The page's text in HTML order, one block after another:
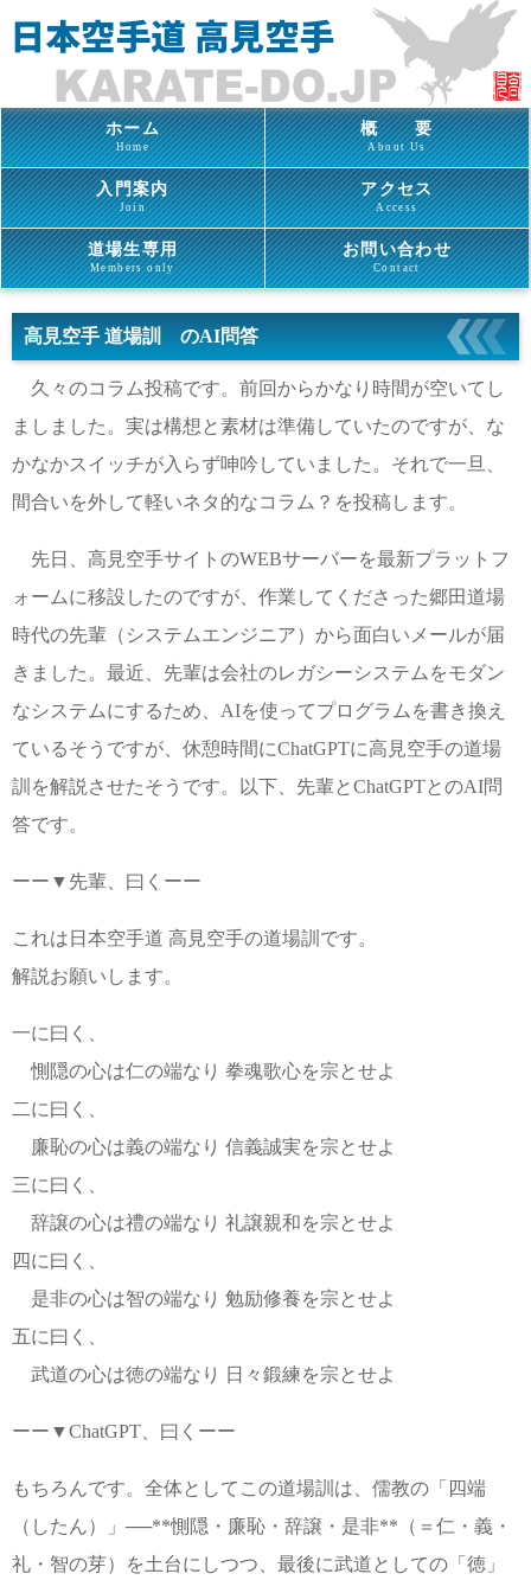
ホーム
Home
概 要
About Us
入門案内
Join
アクセス
Access
道場生専用
Members only
お問い合わせ
Contact
高見空手 道場訓 のAI問答
久々のコラム投稿です。前回からかなり時間が空いてし
ましました。実は構想と素材は準備していたのですが、な
かなかスイッチが入らず呻吟していました。それで一旦、
間合いを外して軽いネタ的なコラム？を投稿します。
先日、高見空手サイトのWEBサーバーを最新プラットフ
ォームに移設したのですが、作業してくださった郷田道場
時代の先輩（システムエンジニア）から面白いメールが届
きました。最近、先輩は会社のレガシーシステムをモダン
なシステムにするため、AIを使ってプログラムを書き換え
ているそうですが、休憩時間にChatGPTに高見空手の道場
訓を解説させたそうです。以下、先輩とChatGPTとのAI問
答です。
ーー▼先輩、曰くーー
これは日本空手道 高見空手の道場訓です。
解説お願いします。
一に曰く、
惻隠の心は仁の端なり 拳魂歌心を宗とせよ
二に曰く、
廉恥の心は義の端なり 信義誠実を宗とせよ
三に曰く、
辞譲の心は禮の端なり 礼譲親和を宗とせよ
四に曰く、
是非の心は智の端なり 勉励修養を宗とせよ
五に曰く、
武道の心は徳の端なり 日々鍛練を宗とせよ
ーー▼ChatGPT、曰くーー
もちろんです。全体としてこの道場訓は、儒教の「四端
（したん）」──**惻隠・廉恥・辞譲・是非**（＝仁・義・
礼・智の芽）を土台にしつつ、最後に武道としての「徳」